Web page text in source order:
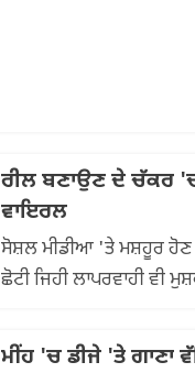
ਰੀਲ ਬਣਾਉਣ ਦੇ ਚੱਕਰ
ਵਾਇਰਲ
ਸੋਸ਼ਲ ਮੀਡੀਆ 'ਤੇ ਮਸ਼ਹੂਰ
ਛੋਟੀ ਜਿਹੀ ਲਾਪਰਵਾਹੀ ਵੀ
ਮੀਂਹ 'ਚ ਡੀਜੇ 'ਤੇ ਗਾਣਾ